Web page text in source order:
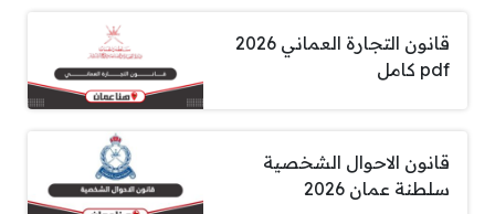
قانون التجارة العماني 2026
pdf كامل
قانون الاحوال الشخصية
سلطنة عمان 2026